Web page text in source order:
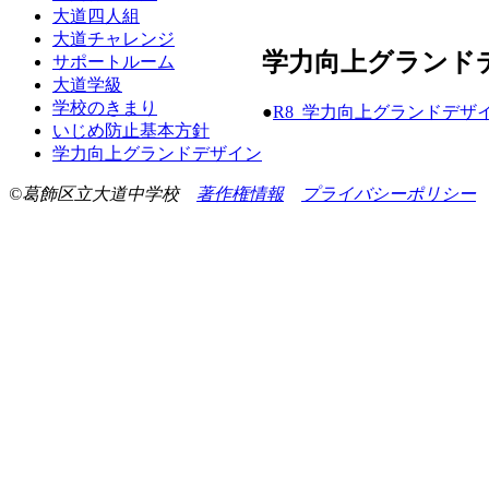
大道四人組
大道チャレンジ
サポートルーム
大道学級
学校のきまり
いじめ防止基本方針
学力向上グランドデザイン
学力向上グランド
●R8_学力向上グランドデザ
©葛飾区立大道中学校 著作権情報 プライバシーポリシー